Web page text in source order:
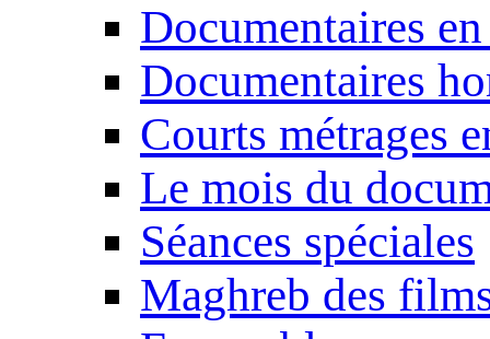
Documentaires
Documentaires
Courts métrages
Le mois du
Séances spéciales
Maghreb des